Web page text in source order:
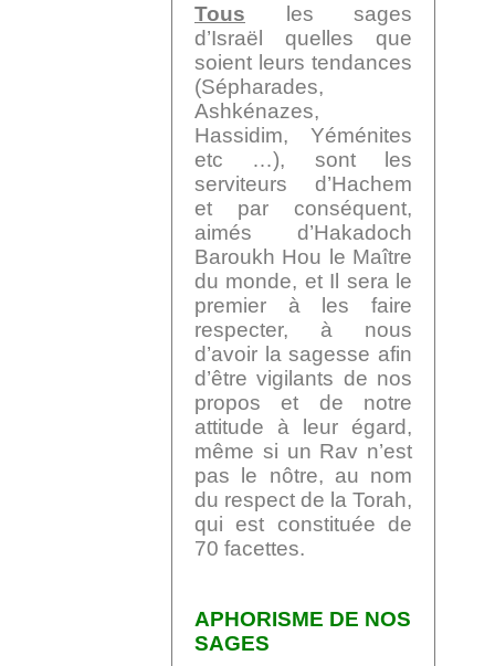
Tous les sages
d’Israël quelles que
soient leurs tendances
(Sépharades,
Ashkénazes,
Hassidim, Yéménites
etc …), sont les
serviteurs d’Hachem
et par conséquent,
aimés d’Hakadoch
Baroukh Hou le Maître
du monde, et Il sera le
premier à les faire
respecter, à nous
d’avoir la sagesse afin
d’être vigilants de nos
propos et de notre
attitude à leur égard,
même si un Rav n’est
pas le nôtre, au nom
du respect de la Torah,
qui est constituée de
70 facettes.
APHORISME DE NOS
SAGES